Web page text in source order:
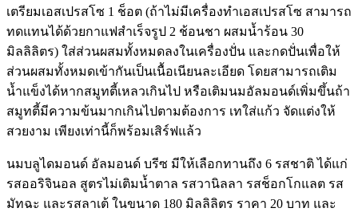
เตรียมเอสเปรสโซ 1 ช็อต (ถ้าไม่มีเครื่องทำเอสเปรสโซ สามารถ
ทดแทนได้ด้วยกาแฟสำเร็จรูป 2 ช้อนชา ผสมน้ำร้อน 30
มิลลิลิตร) ใส่ส่วนผสมทั้งหมดลงในเครื่องปั่น และกดปั่นเพื่อให้
ส่วนผสมทั้งหมดเข้ากันเป็นเนื้อเนียนละเอียด โดยสามารถเติม
น้ำแข็งได้หากสมูทตี้เหลวเกินไป หรือเติมนมอัลมอนด์เพิ่มขึ้นถ้า
สมูทตี้มีความข้นมากเกินไปตามต้องการ เทใส่แก้ว จัดแต่งให้
สวยงาม เพียงเท่านี้ก็พร้อมเสิร์ฟแล้ว
นมบลูไดมอนด์ อัลมอนด์ บรีซ มีให้เลือกทานถึง 6 รสชาติ ได้แก่
รสออริจินอล สูตรไม่เติมน้ำตาล รสวานิลลา รสช็อกโกแลต รส
มัทฉะ และรสลาเต้ ในขนาด 180 มิลลิลิตร ราคา 20 บาท และ